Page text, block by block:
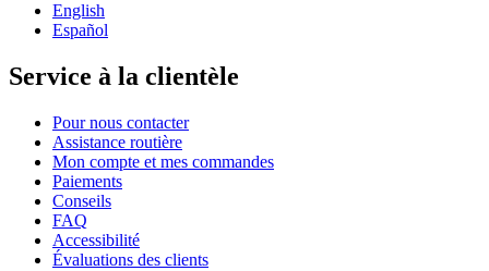
English
Español
Service à la clientèle
Pour nous contacter
Assistance routière
Mon compte et mes commandes
Paiements
Conseils
FAQ
Accessibilité
Évaluations des clients